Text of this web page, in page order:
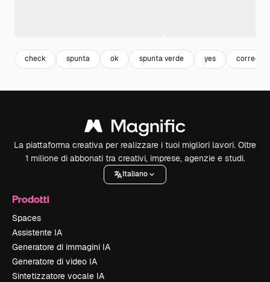
check spunta ok spunta verde yes correct
La piattaforma creativa per realizzare i tuoi migliori lavori. Oltre
1 milione di abbonati tra creativi, imprese, agenzie e studi.
Italiano
Prodotti
Spaces
Assistente IA
Generatore di immagini IA
Generatore di video IA
Sintetizzatore vocale IA